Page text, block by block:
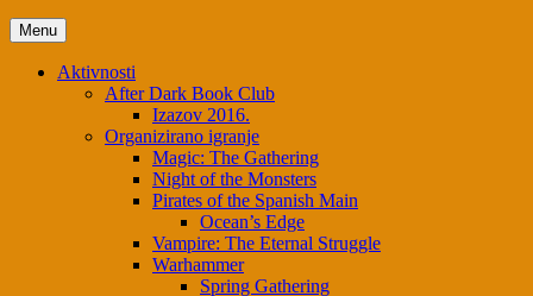
Menu
Aktivnosti
After Dark Book Club
Izazov 2016.
Organizirano igranje
Magic: The Gathering
Night of the Monsters
Pirates of the Spanish Main
Ocean’s Edge
Vampire: The Eternal Struggle
Warhammer
Spring Gathering